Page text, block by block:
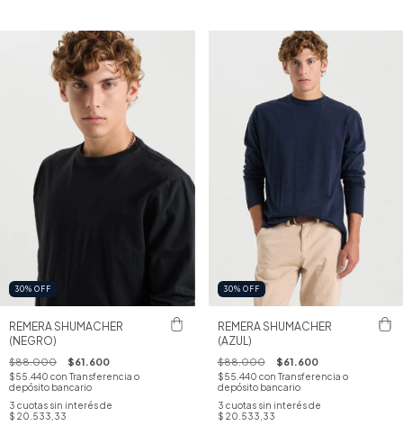
30% OFF
REMERA SHUMACHER
(NEGRO)
$88.000 $61.600
$55.440 con Transferencia o
depósito bancario
3 cuotas sin interés de
$ 20.533,33
30% OFF
REMERA SHUMACHER
(AZUL)
$88.000 $61.600
$55.440 con Transferencia o
depósito bancario
3 cuotas sin interés de
$ 20.533,33